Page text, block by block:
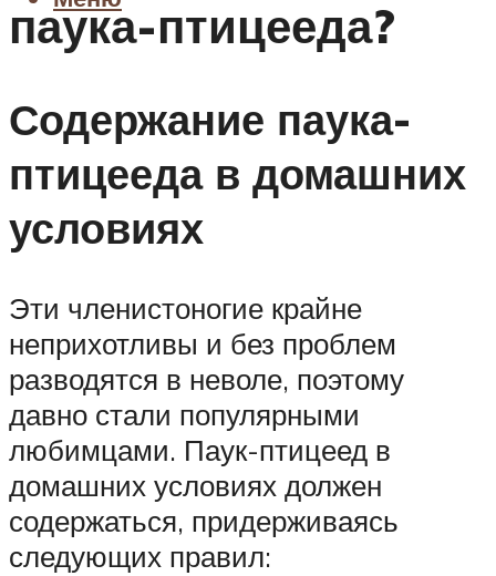
паука-птицееда?
Содержание паука-
птицееда в домашних
условиях
Эти членистоногие крайне
неприхотливы и без проблем
разводятся в неволе, поэтому
давно стали популярными
любимцами. Паук-птицеед в
домашних условиях должен
содержаться, придерживаясь
следующих правил: